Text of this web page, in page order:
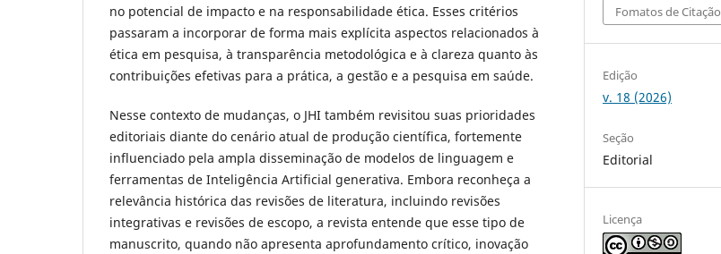
no potencial de impacto e na responsabilidade ética. Esses critérios
passaram a incorporar de forma mais explícita aspectos relacionados à
ética em pesquisa, à transparência metodológica e à clareza quanto às
contribuições efetivas para a prática, a gestão e a pesquisa em saúde.
Nesse contexto de mudanças, o JHI também revisitou suas prioridades
editoriais diante do cenário atual de produção científica, fortemente
influenciado pela ampla disseminação de modelos de linguagem e
ferramentas de Inteligência Artificial generativa. Embora reconheça a
relevância histórica das revisões de literatura, incluindo revisões
integrativas e revisões de escopo, a revista entende que esse tipo de
manuscrito, quando não apresenta aprofundamento crítico, inovação
Fomatos de Citação
Edição
v. 18 (2026)
Seção
Editorial
Licença